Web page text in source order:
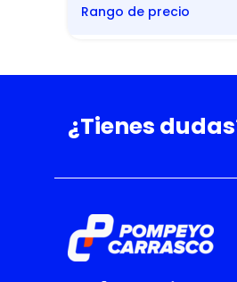
Rango de precio
¿Tienes